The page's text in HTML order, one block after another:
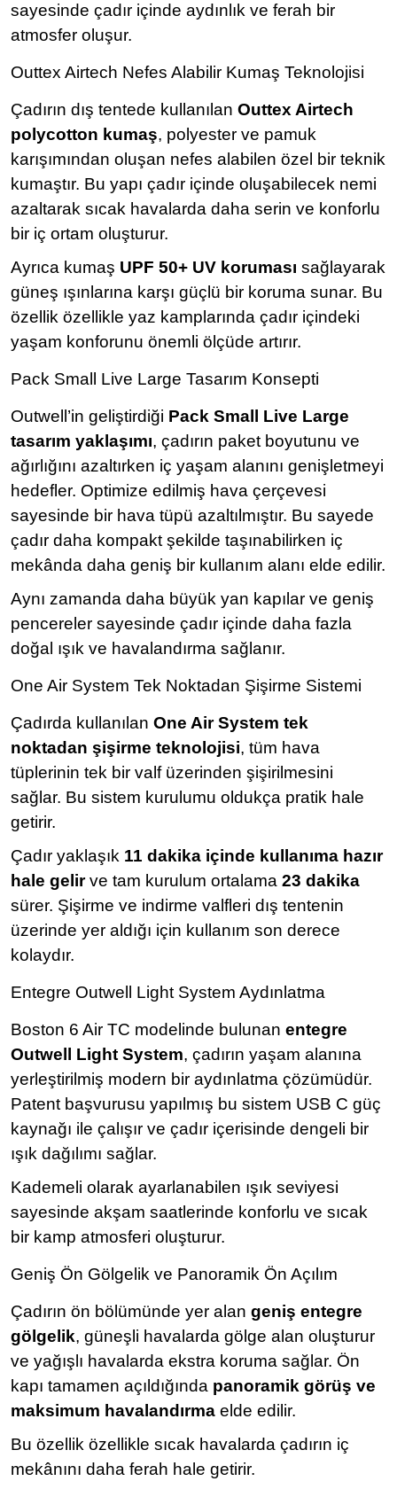
sayesinde çadır içinde aydınlık ve ferah bir
atmosfer oluşur.
Outtex Airtech Nefes Alabilir Kumaş Teknolojisi
Çadırın dış tentede kullanılan Outtex Airtech
polycotton kumaş, polyester ve pamuk
karışımından oluşan nefes alabilen özel bir teknik
kumaştır. Bu yapı çadır içinde oluşabilecek nemi
azaltarak sıcak havalarda daha serin ve konforlu
bir iç ortam oluşturur.
Ayrıca kumaş UPF 50+ UV koruması sağlayarak
güneş ışınlarına karşı güçlü bir koruma sunar. Bu
özellik özellikle yaz kamplarında çadır içindeki
yaşam konforunu önemli ölçüde artırır.
Pack Small Live Large Tasarım Konsepti
Outwell’in geliştirdiği Pack Small Live Large
tasarım yaklaşımı, çadırın paket boyutunu ve
ağırlığını azaltırken iç yaşam alanını genişletmeyi
hedefler. Optimize edilmiş hava çerçevesi
sayesinde bir hava tüpü azaltılmıştır. Bu sayede
çadır daha kompakt şekilde taşınabilirken iç
mekânda daha geniş bir kullanım alanı elde edilir.
Aynı zamanda daha büyük yan kapılar ve geniş
pencereler sayesinde çadır içinde daha fazla
doğal ışık ve havalandırma sağlanır.
One Air System Tek Noktadan Şişirme Sistemi
Çadırda kullanılan One Air System tek
noktadan şişirme teknolojisi, tüm hava
tüplerinin tek bir valf üzerinden şişirilmesini
sağlar. Bu sistem kurulumu oldukça pratik hale
getirir.
Çadır yaklaşık 11 dakika içinde kullanıma hazır
hale gelirve tam kurulum ortalama 23 dakika
sürer. Şişirme ve indirme valfleri dış tentenin
üzerinde yer aldığı için kullanım son derece
kolaydır.
Entegre Outwell Light System Aydınlatma
Boston 6 Air TC modelinde bulunan entegre
Outwell Light System, çadırın yaşam alanına
yerleştirilmiş modern bir aydınlatma çözümüdür.
Patent başvurusu yapılmış bu sistem USB C güç
kaynağı ile çalışır ve çadır içerisinde dengeli bir
ışık dağılımı sağlar.
Kademeli olarak ayarlanabilen ışık seviyesi
sayesinde akşam saatlerinde konforlu ve sıcak
bir kamp atmosferi oluşturur.
Geniş Ön Gölgelik ve Panoramik Ön Açılım
Çadırın ön bölümünde yer alan geniş entegre
gölgelik, güneşli havalarda gölge alan oluşturur
ve yağışlı havalarda ekstra koruma sağlar. Ön
kapı tamamen açıldığında panoramik görüş ve
maksimum havalandırma elde edilir.
Bu özellik özellikle sıcak havalarda çadırın iç
mekânını daha ferah hale getirir.